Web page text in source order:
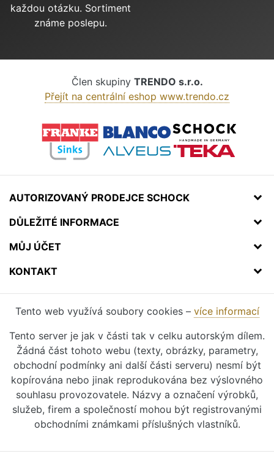
každou otázku. Sortiment
známe poslepu.
Člen skupiny TRENDO s.r.o.
Přejít na centrální eshop www.trendo.cz
AUTORIZOVANÝ PRODEJCE SCHOCK
DŮLEŽITÉ INFORMACE
MŮJ ÚČET
KONTAKT
Tento web využívá soubory cookies – více informací
Tento server je jak v části tak v celku autorským dílem.
Žádná část tohoto webu (texty, obrázky, parametry,
obchodní podmínky ani další části serveru) nesmí být
kopírována nebo jinak reprodukována bez výslovného
souhlasu provozovatele. Názvy a označení výrobků,
služeb, firem a společností mohou být registrovanými
obchodními známkami příslušných vlastníků.